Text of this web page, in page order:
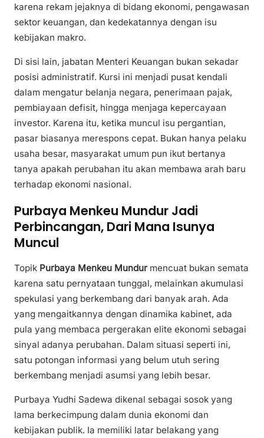
karena rekam jejaknya di bidang ekonomi, pengawasan
sektor keuangan, dan kedekatannya dengan isu
kebijakan makro.
Di sisi lain, jabatan Menteri Keuangan bukan sekadar
posisi administratif. Kursi ini menjadi pusat kendali
dalam mengatur belanja negara, penerimaan pajak,
pembiayaan defisit, hingga menjaga kepercayaan
investor. Karena itu, ketika muncul isu pergantian,
pasar biasanya merespons cepat. Bukan hanya pelaku
usaha besar, masyarakat umum pun ikut bertanya
tanya apakah perubahan itu akan membawa arah baru
terhadap ekonomi nasional.
Purbaya Menkeu Mundur Jadi
Perbincangan, Dari Mana Isunya
Muncul
Topik Purbaya Menkeu Mundur mencuat bukan semata
karena satu pernyataan tunggal, melainkan akumulasi
spekulasi yang berkembang dari banyak arah. Ada
yang mengaitkannya dengan dinamika kabinet, ada
pula yang membaca pergerakan elite ekonomi sebagai
sinyal adanya perubahan. Dalam situasi seperti ini,
satu potongan informasi yang belum utuh sering
berkembang menjadi asumsi yang lebih besar.
Purbaya Yudhi Sadewa dikenal sebagai sosok yang
lama berkecimpung dalam dunia ekonomi dan
kebijakan publik. Ia memiliki latar belakang yang